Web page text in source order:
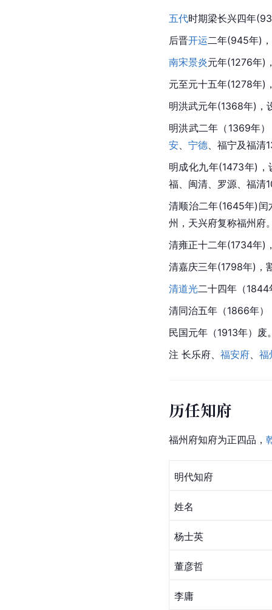
五代时期梁长兴四年
后晋开运二年(945年)，
南宋景炎元年(1276年)
元至元十五年(1278年)
明洪武元年(1368年)，
明洪武二年（1369年
安
宁德 、福宁及福清
明成化九年(1473年)，
福、闽清、罗源、福清
清顺治二年(1645年)闰
州，天兴府复称福州府
清雍正十二年(1734年)
清嘉庆三年(1798年)，
清道光二十四年（1844
清同治五年（1866年）
民国元年（1913年）废
注 长乐府 福安府 福
历任知府
福州府知府为正四品 ，
明代知府
姓名
杨士英
董彦哲
李庸